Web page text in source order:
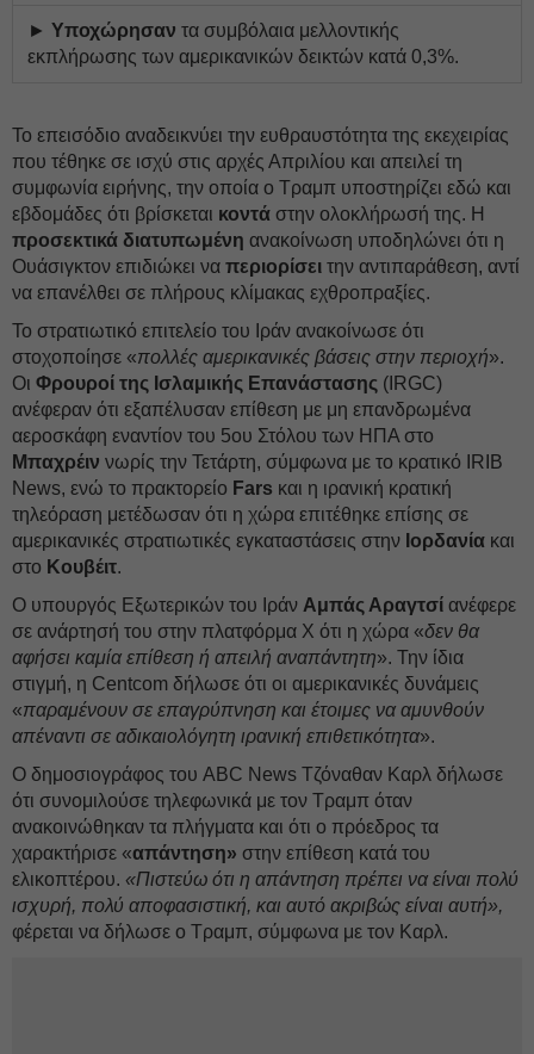
► Υποχώρησαν τα συμβόλαια μελλοντικής
εκπλήρωσης των αμερικανικών δεικτών κατά 0,3%.
Το επεισόδιο αναδεικνύει την ευθραυστότητα της εκεχειρίας
που τέθηκε σε ισχύ στις αρχές Απριλίου και απειλεί τη
συμφωνία ειρήνης, την οποία ο Τραμπ υποστηρίζει εδώ και
εβδομάδες ότι βρίσκεται κοντά στην ολοκλήρωσή της. Η
προσεκτικά διατυπωμένη ανακοίνωση υποδηλώνει ότι η
Ουάσιγκτον επιδιώκει να περιορίσει την αντιπαράθεση, αντί
να επανέλθει σε πλήρους κλίμακας εχθροπραξίες.
Το στρατιωτικό επιτελείο του Ιράν ανακοίνωσε ότι
στοχοποίησε «πολλές αμερικανικές βάσεις στην περιοχή».
Οι Φρουροί της Ισλαμικής Επανάστασης (IRGC)
ανέφεραν ότι εξαπέλυσαν επίθεση με μη επανδρωμένα
αεροσκάφη εναντίον του 5ου Στόλου των ΗΠΑ στο
Μπαχρέιν νωρίς την Τετάρτη, σύμφωνα με το κρατικό IRIB
News, ενώ το πρακτορείο Fars και η ιρανική κρατική
τηλεόραση μετέδωσαν ότι η χώρα επιτέθηκε επίσης σε
αμερικανικές στρατιωτικές εγκαταστάσεις στην Ιορδανία και
στο Κουβέιτ.
Ο υπουργός Εξωτερικών του Ιράν Αμπάς Αραγτσί ανέφερε
σε ανάρτησή του στην πλατφόρμα X ότι η χώρα «δεν θα
αφήσει καμία επίθεση ή απειλή αναπάντητη». Την ίδια
στιγμή, η Centcom δήλωσε ότι οι αμερικανικές δυνάμεις
«παραμένουν σε επαγρύπνηση και έτοιμες να αμυνθούν
απέναντι σε αδικαιολόγητη ιρανική επιθετικότητα».
Ο δημοσιογράφος του ABC News Τζόναθαν Καρλ δήλωσε
ότι συνομιλούσε τηλεφωνικά με τον Τραμπ όταν
ανακοινώθηκαν τα πλήγματα και ότι ο πρόεδρος τα
χαρακτήρισε «απάντηση» στην επίθεση κατά του
ελικοπτέρου. «Πιστεύω ότι η απάντηση πρέπει να είναι πολύ
ισχυρή, πολύ αποφασιστική, και αυτό ακριβώς είναι αυτή»,
φέρεται να δήλωσε ο Τραμπ, σύμφωνα με τον Καρλ.